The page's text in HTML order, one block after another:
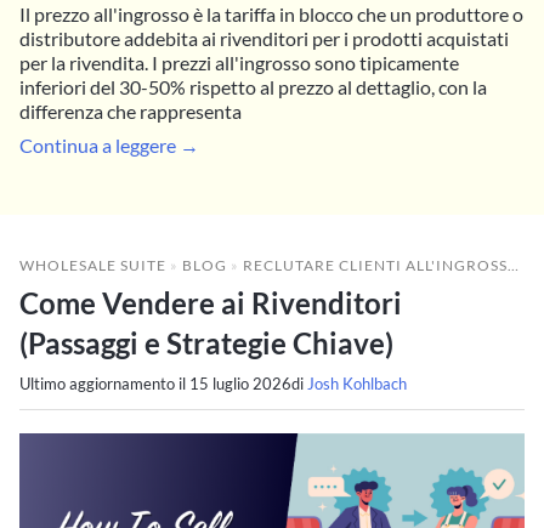
Il prezzo all'ingrosso è la tariffa in blocco che un produttore o
distributore addebita ai rivenditori per i prodotti acquistati
per la rivendita. I prezzi all'ingrosso sono tipicamente
inferiori del 30-50% rispetto al prezzo al dettaglio, con la
differenza che rappresenta
Continua a leggere →
WHOLESALE SUITE » BLOG » RECLUTARE CLIENTI ALL'INGROSSO
Come Vendere ai Rivenditori
(Passaggi e Strategie Chiave)
Ultimo aggiornamento il 15 luglio 2026di Josh Kohlbach